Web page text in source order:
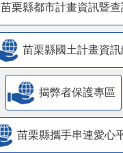
苗栗縣都市計畫資訊暨
苗栗縣國土計畫資訊
揭弊者保護專區
苗栗縣攜手串連愛心